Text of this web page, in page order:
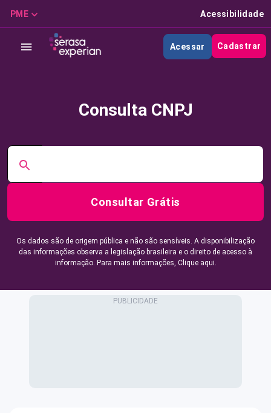
PME Acessibilidade
Acessar Cadastrar
Consulta CNPJ
Consultar Grátis
Os dados são de origem pública e não são sensíveis. A disponibilização
das informações observa a legislação brasileira e o direito de acesso à
informação. Para mais informações, Clique aqui.